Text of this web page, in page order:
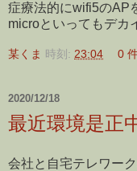
症療法的にwifi5のAP
microといってもデカ
某くま 時刻: 23:04 0
2020/12/18
最近環境是正
会社と自宅テレワー